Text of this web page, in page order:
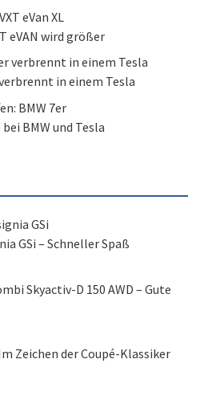
eVAN wird größer
in einem Tesla
BMW und Tesla
GSi – Schneller Spaß
Skyactiv-D 150 AWD – Gute
Zeichen der Coupé-Klassiker